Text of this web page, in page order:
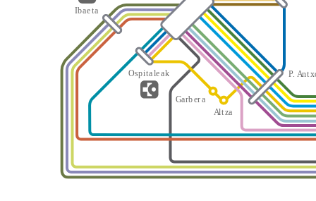
Altza
Garbera
P Antx
Ospitaleak
Ibaeta